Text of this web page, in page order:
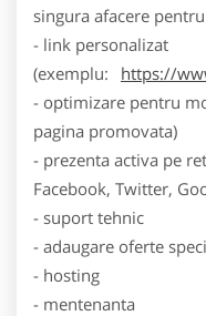
singura afacere
- link personalizat
(exemplu:
https://
- optimizare pentru
pagina promovata)
- prezenta activa pe
Facebook, Twitter,
- suport tehnic
- adaugare oferte
- hosting
- mentenanta